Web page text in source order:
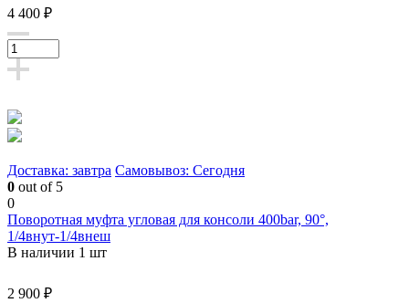
4 400 ₽
Доставка: завтра Самовывоз: Сегодня
0 out of 5
0
Поворотная муфта угловая для консоли 400bar, 90°,
1/4внут-1/4внеш
В наличии 1 шт
2 900 ₽